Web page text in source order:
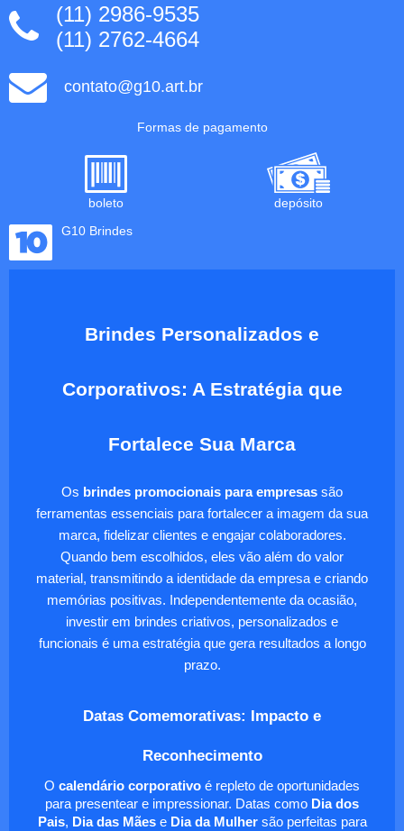
(11) 2986-9535
(11) 2762-4664
contato@g10.art.br
Formas de pagamento
boleto
depósito
G10 Brindes
Brindes Personalizados e
Corporativos: A Estratégia que
Fortalece Sua Marca
Os brindes promocionais para empresas são
ferramentas essenciais para fortalecer a imagem da sua
marca, fidelizar clientes e engajar colaboradores.
Quando bem escolhidos, eles vão além do valor
material, transmitindo a identidade da empresa e criando
memórias positivas. Independentemente da ocasião,
investir em brindes criativos, personalizados e
funcionais é uma estratégia que gera resultados a longo
prazo.
Datas Comemorativas: Impacto e
Reconhecimento
O calendário corporativo é repleto de oportunidades
para presentear e impressionar. Datas como Dia dos
Pais, Dia das Mãese Dia da Mulhersão perfeitas para